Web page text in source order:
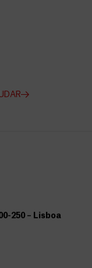
250 – Lisboa